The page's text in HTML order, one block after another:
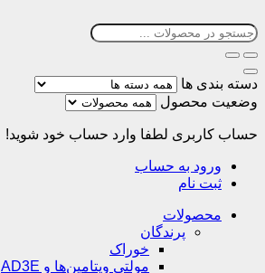
دسته بندی ها
وضعیت محصول
حساب کاربری لطفا وارد حساب خود شوید!
ورود به حساب
ثبت نام
محصولات
پرندگان
خوراک
مولتی ویتامین‌ها و AD3E